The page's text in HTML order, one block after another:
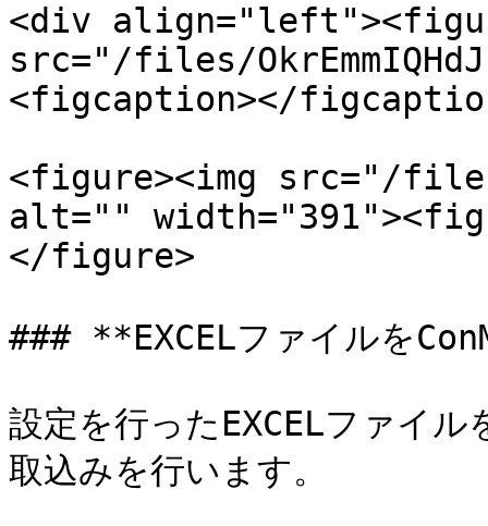
<div
src="/files/
<figcaption></
<figure><img src="/
alt=""
</figure>
### **EXCELファイルを
設定を行ったEXCELファイ
取込みを行います。